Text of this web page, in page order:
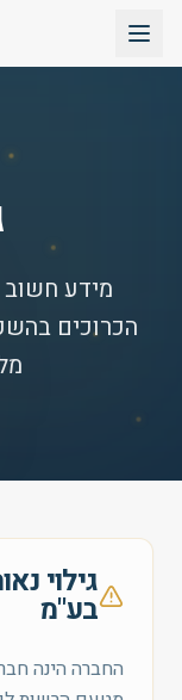
מידע חשוב
הכרוכים
גילוי
בע"מ
החברה הינה